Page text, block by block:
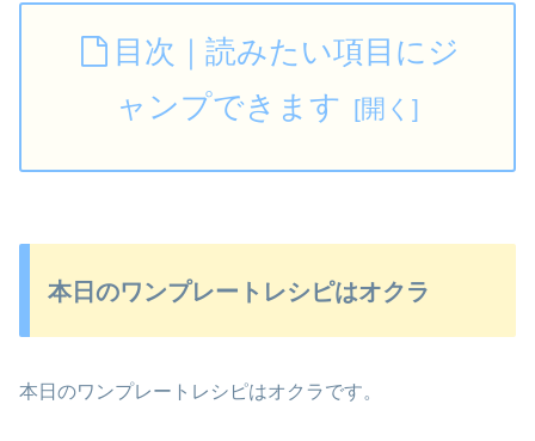
目次｜読みたい項目にジ
ャンプできます
本日のワンプレートレシピはオクラ
本日のワンプレートレシピはオクラです。